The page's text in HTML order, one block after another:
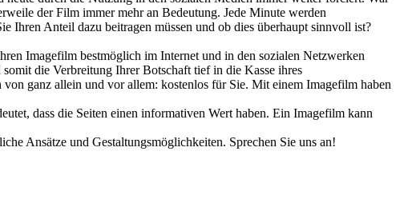
der Film immer mehr an Bedeutung. Jede Minute werden
Ihren Anteil dazu beitragen müssen und ob dies überhaupt sinnvoll ist?
Imagefilm bestmöglich im Internet und in den sozialen Netzwerken
die Verbreitung Ihrer Botschaft tief in die Kasse ihres
ganz allein und vor allem: kostenlos für Sie. Mit einem Imagefilm haben
dass die Seiten einen informativen Wert haben. Ein Imagefilm kann
Ansätze und Gestaltungsmöglichkeiten. Sprechen Sie uns an!